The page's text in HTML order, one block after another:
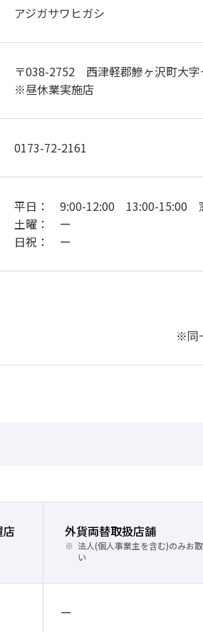
アジガサワヒガシ
〒038-2752 西津軽郡鰺ヶ沢町大字
※昼休業実施店
0173-72-2161
平日： 9:00-12:00 13:00-15:00
土曜： ー
日祝： ー
※同
外貨両替取扱店舗
法人(個人事業主を含む)のみお
い
ー